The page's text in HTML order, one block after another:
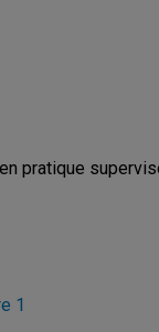
pratique
1